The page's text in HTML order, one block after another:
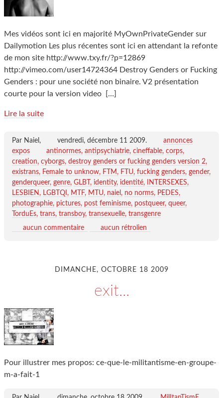
Mes vidéos sont ici en majorité MyOwnPrivateGender sur
Dailymotion Les plus récentes sont ici en attendant la refonte
de mon site http://www.txy.fr/?p=12869
http://vimeo.com/user14724364 Destroy Genders or Fucking
Genders : pour une société non binaire. V2 présentation
courte pour la version video
[…]
Lire la suite
Par Naiel, vendredi, décembre 11 2009.
annonces
expos
antinormes antipsychiatrie cineffable corps
creation cyborgs destroy genders or fucking genders version 2
existrans
Female to unknow FTM FTU fucking genders gender
genderqueer genre GLBT identity identité
INTERSEXES
LESBIEN
LGBTQI MTF MTU naiel no norms
PEDES
photographie pictures post feminisme postqueer queer
TorduEs trans transboy transexuelle transgenre
aucun commentaire
aucun rétrolien
DIMANCHE, OCTOBRE 18 2009
exit...
Pour illustrer mes propos: ce-que-le-militantisme-en-groupe-
m-a-fait-1